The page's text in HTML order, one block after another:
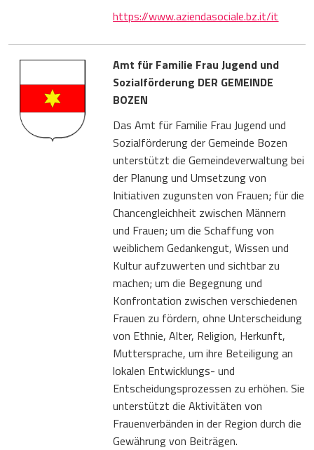
https://www.aziendasociale.bz.it/it
Amt für Familie Frau Jugend und
Sozialförderung DER GEMEINDE
BOZEN
Das Amt für Familie Frau Jugend und
Sozialförderung der Gemeinde Bozen
unterstützt die Gemeindeverwaltung bei
der Planung und Umsetzung von
Initiativen zugunsten von Frauen; für die
Chancengleichheit zwischen Männern
und Frauen; um die Schaffung von
weiblichem Gedankengut, Wissen und
Kultur aufzuwerten und sichtbar zu
machen; um die Begegnung und
Konfrontation zwischen verschiedenen
Frauen zu fördern, ohne Unterscheidung
von Ethnie, Alter, Religion, Herkunft,
Muttersprache, um ihre Beteiligung an
lokalen Entwicklungs- und
Entscheidungsprozessen zu erhöhen. Sie
unterstützt die Aktivitäten von
Frauenverbänden in der Region durch die
Gewährung von Beiträgen.